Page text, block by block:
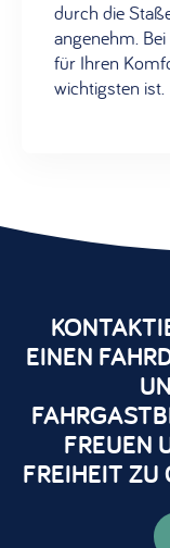
durch die
angenehm.
für Ihren
wichtigsten ist.
EINEN
FREUEN
FREIHEIT ZU